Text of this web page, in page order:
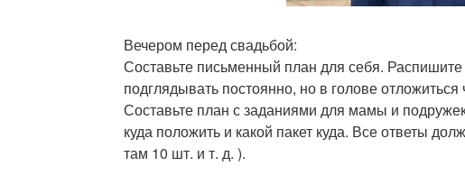
Вечером перед свадьбой:
Составьте письменный план для себя.
подглядывать постоянно, но в голове
Составьте план с заданиями для мамы и
куда положить и какой пакет куда. Все ответы
там 10 шт. и т. д. ).